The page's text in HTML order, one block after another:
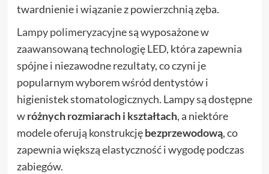
twardnienie i wiązanie z powierzchnią zęba.
Lampy polimeryzacyjnesą wyposażone w
zaawansowaną technologię LED, która zapewnia
spójne i niezawodne rezultaty, co czyni je
popularnym wyborem wśród dentystów i
higienistek stomatologicznych. Lampy są dostępne
wróżnych rozmiarach i kształtach, a niektóre
modele oferują konstrukcjębezprzewodową, co
zapewnia większą elastyczność i wygodę podczas
zabiegów.